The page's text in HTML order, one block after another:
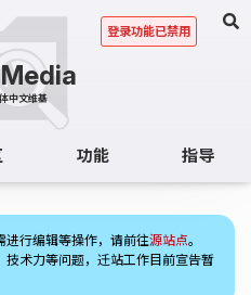
功能 指导
登录功能已禁用
进行编辑等操作，请前往源站点。
术力等问题，迁站工作目前宣告暂